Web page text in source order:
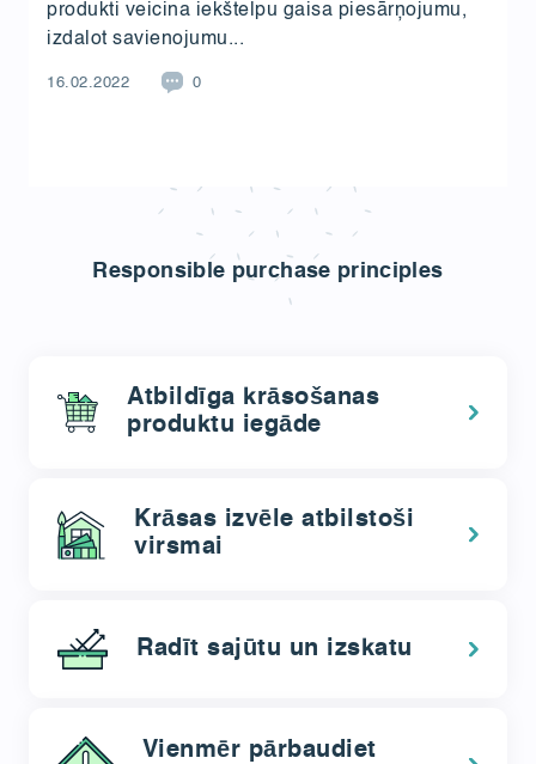
produkti veicina iekštelpu gaisa piesārņojumu,
izdalot savienojumu...
16.02.2022 0
Responsible purchase principles
Atbildīga krāsošanas
produktu iegāde
Krāsas izvēle atbilstoši
virsmai
Radīt sajūtu un izskatu
Vienmēr pārbaudiet